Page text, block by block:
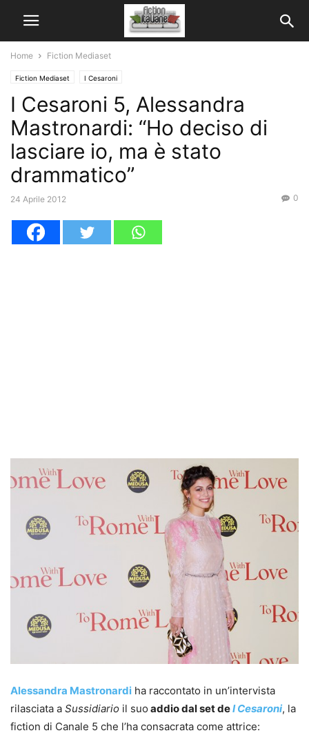
Home Fiction Mediaset
Fiction Mediaset I Cesaroni
I Cesaroni 5, Alessandra
Mastronardi: “Ho deciso di
lasciare io, ma è stato
drammatico”
24 Aprile 2012 0
Alessandra Mastronardi ha raccontato in un’intervista
rilasciata a Sussidiario il suo addio dal set deI Cesaroni, la
fiction di Canale 5 che l’ha consacrata come attrice: